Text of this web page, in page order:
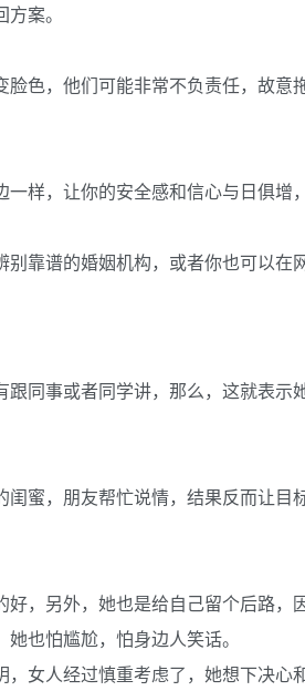
案。
色，他们可能非常不负责任，故意
样，让你的安全感和信心与日俱增
靠谱的婚姻机构，或者你也可以在
同事或者同学讲，那么，这就表示
蜜，朋友帮忙说情，结果反而让目
，另外，她也是给自己留个后路，
也怕尴尬，怕身边人笑话。
女人经过慎重考虑了，她想下决心